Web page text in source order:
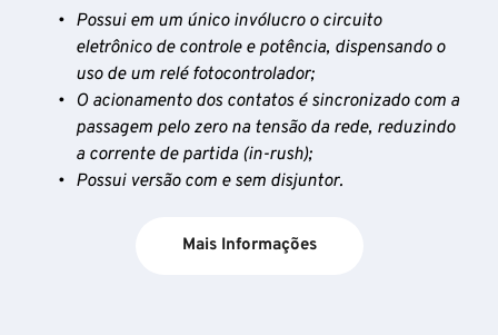
Possui em um único invólucro o circuito
eletrônico de controle e potência, dispensando o
uso de um relé fotocontrolador;
O acionamento dos contatos é sincronizado com a
passagem pelo zero na tensão da rede, reduzindo
a corrente de partida (in-rush);
Possui versão com e sem disjuntor.
Mais Informações